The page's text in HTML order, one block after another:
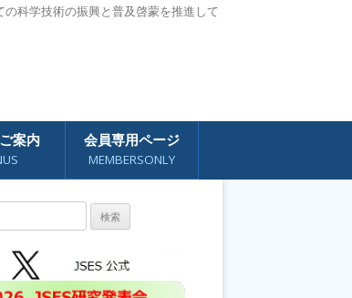
科学技術の振興と普及啓蒙を推進して
案内 会員専用ページ
MEMBERSONLY